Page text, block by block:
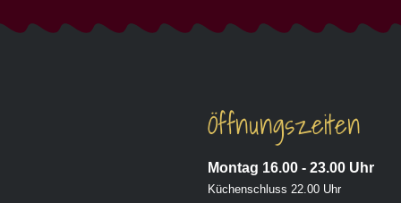
Öffnungszeiten
Montag 16.00 - 23.00 Uhr
Küchenschluss 22.00 Uhr